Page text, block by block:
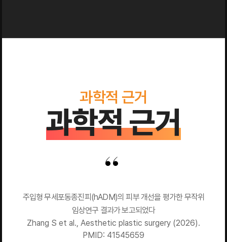
과학적 근거
과학적 근거
주입형 무세포동종진피(hADM)의 피부 개선을 평가한 무작위
임상연구 결과가 보고되었다
Zhang S et al., Aesthetic plastic surgery (2026).
PMID: 41545659